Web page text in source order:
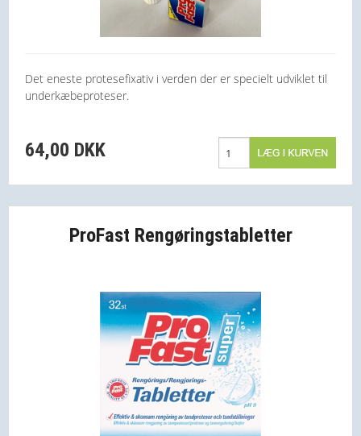
Det eneste protesefixativ i verden der er specielt udviklet til
underkæbeproteser.
64,00 DKK
ProFast Rengøringstabletter